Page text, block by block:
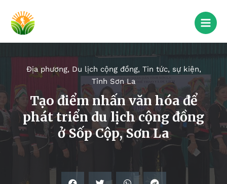
Địa phương, Du lịch cộng đồng, Tin tức, sự kiện,
Tỉnh Sơn La
Tạo điểm nhấn văn hóa để
phát triển du lịch cộng đồng
ở Sốp Cộp, Sơn La